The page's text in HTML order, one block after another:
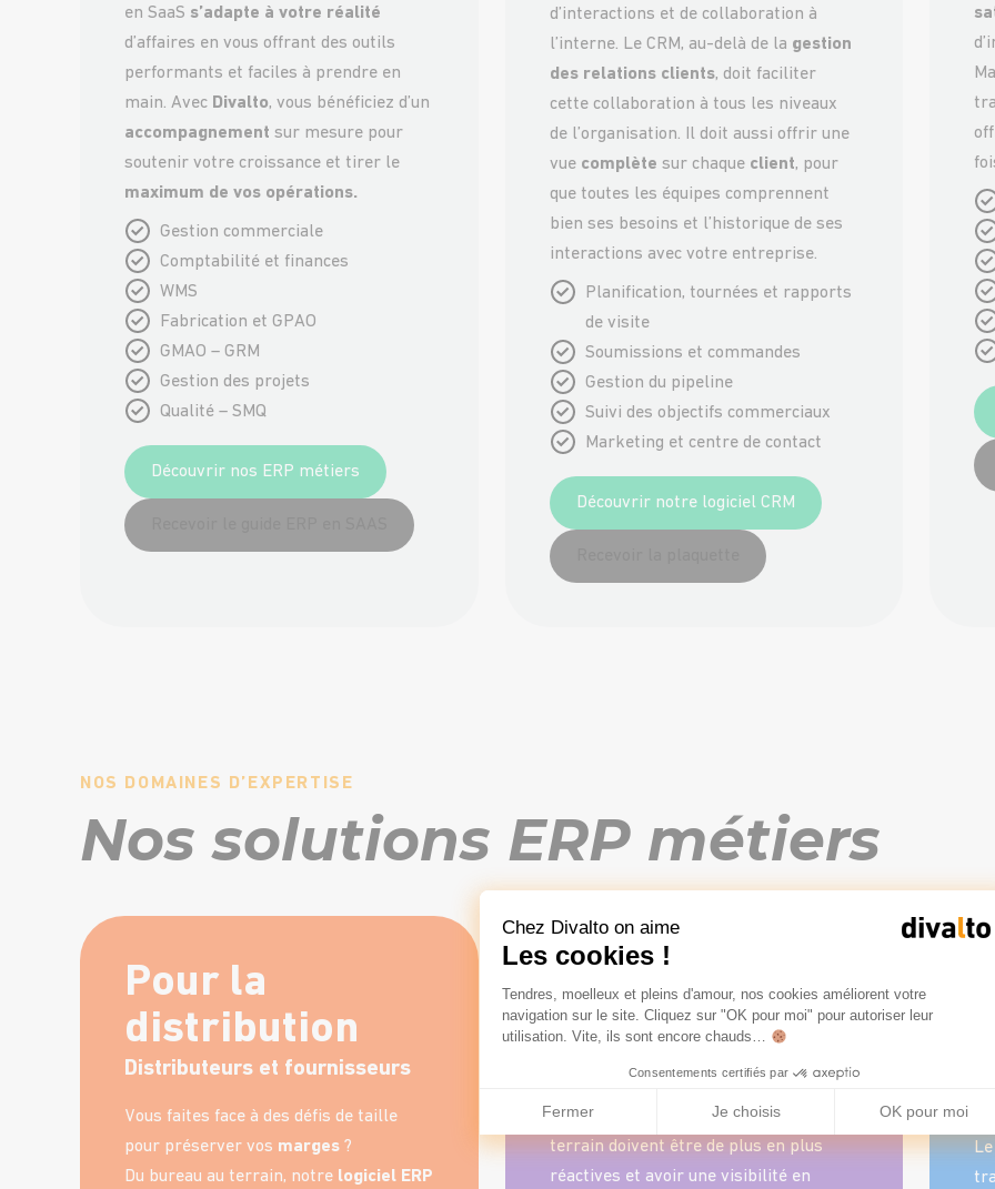
en SaaS s’adapte à votre réalité
d’affaires en vous offrant des outils
performants et faciles à prendre en
main. Avec Divalto, vous bénéficiez d’un
accompagnement sur mesure pour
soutenir votre croissance et tirer le
maximum de vos opérations.
Gestion commerciale
Comptabilité et finances
WMS
Fabrication et GPAO
GMAO – GRM
Gestion des projets
Qualité – SMQ
Découvrir nos ERP métiers
d’interactions et de collaboration à
l’interne. Le CRM, au-delà de la gestion
des relations clients, doit faciliter
cette collaboration à tous les niveaux
de l’organisation. Il doit aussi offrir une
vue complète sur chaque client, pour
que toutes les équipes comprennent
bien ses besoins et l’historique de ses
interactions avec votre entreprise.
Planification, tournées et rapports
de visite
Soumissions et commandes
Gestion du pipeline
Suivi des objectifs commerciaux
Marketing et centre de contact
Découvrir notre logiciel CRM
NOS DOMAINES D’EXPERTISE
Nos solutions ERP métiers
Pour la
distribution
Distributeurs et fournisseurs
Vous faites face à des défis de taille
pour préserver vos marges ?
Du bureau au terrain, notre logiciel ERP
Pour le service
terrain
Installation et Maintenance
Les compagnies offrant des services
terrain doivent être de plus en plus
réactives et avoir une visibilité en
Chez Divalto on aime
Les cookies !
Plateforme de Gestion du
Tendres, moelleux et pleins d'amour, nos cookies améliorent votre
navigation sur le site. Cliquez sur "OK pour moi" pour autoriser leur
utilisation. Vite, ils sont encore chauds…
Consentements certifiés par
Fermer Je choisis OK pour moi
Axeptio consent